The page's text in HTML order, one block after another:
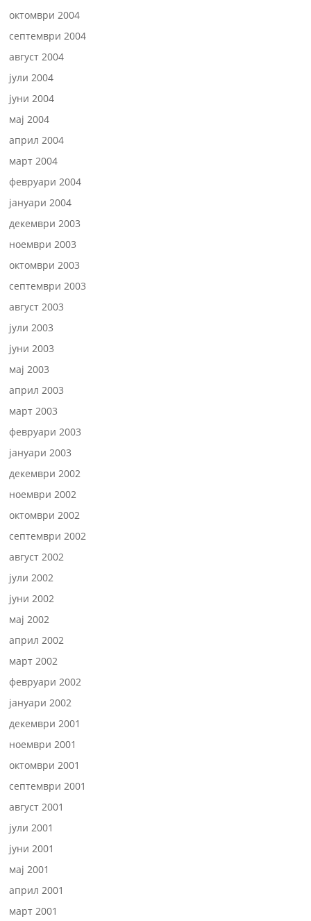
октомври 2004
септември 2004
август 2004
јули 2004
јуни 2004
мај 2004
април 2004
март 2004
февруари 2004
јануари 2004
декември 2003
ноември 2003
октомври 2003
септември 2003
август 2003
јули 2003
јуни 2003
мај 2003
април 2003
март 2003
февруари 2003
јануари 2003
декември 2002
ноември 2002
октомври 2002
септември 2002
август 2002
јули 2002
јуни 2002
мај 2002
април 2002
март 2002
февруари 2002
јануари 2002
декември 2001
ноември 2001
октомври 2001
септември 2001
август 2001
јули 2001
јуни 2001
мај 2001
април 2001
март 2001